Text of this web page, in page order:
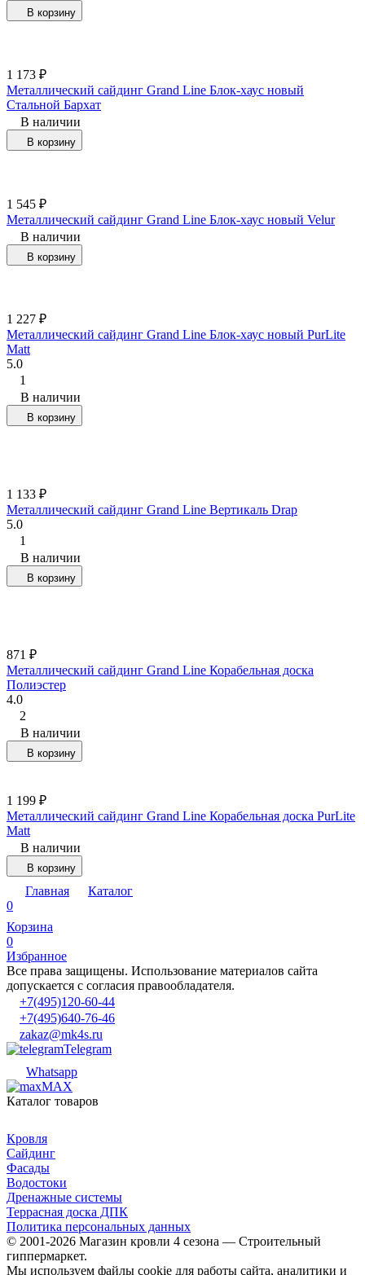
В корзину
1 173 ₽
Металлический сайдинг Grand Line Блок-хаус новый
Стальной Бархат
В наличии
В корзину
1 545 ₽
Металлический сайдинг Grand Line Блок-хаус новый Velur
В наличии
В корзину
1 227 ₽
Металлический сайдинг Grand Line Блок-хаус новый PurLite
Matt
5.0
1
В наличии
В корзину
1 133 ₽
Металлический сайдинг Grand Line Вертикаль Drap
5.0
1
В наличии
В корзину
871 ₽
Металлический сайдинг Grand Line Корабельная доска
Полиэстер
4.0
2
В наличии
В корзину
1 199 ₽
Металлический сайдинг Grand Line Корабельная доска PurLite
Matt
В наличии
В корзину
Главная
Каталог
0
Корзина
0
Избранное
Все права защищены. Использование материалов сайта
допускается с согласия правообладателя.
+7(495)120-60-44
+7(495)640-76-46
zakaz@mk4s.ru
Telegram
Whatsapp
MAX
Каталог товаров
Кровля
Сайдинг
Фасады
Водостоки
Дренажные системы
Террасная доска ДПК
Политика персональных данных
© 2001-2026 Магазин кровли 4 сезона — Строительный
гиппермаркет.
Мы используем файлы cookie для работы сайта, аналитики и